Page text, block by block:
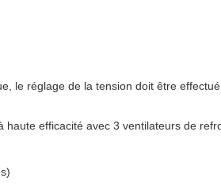
le réglage de la tension doit être
haute efficacité avec 3 ventilateurs de